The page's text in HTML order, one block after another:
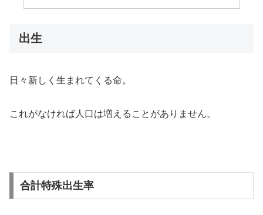
出生
日々新しく生まれてくる命。
これがなければ人口は増えることがありません。
合計特殊出生率